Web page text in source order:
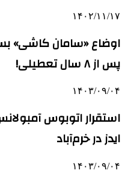
۱۴۰۲/۱۱/۱۷
اوضاع «سامان کاشی»
پس از ۸ سال تعطیلی!
۱۴۰۳/۰۹/۰۴
استقرار اتوبوس
ایدز در خرم‌آباد
۱۴۰۳/۰۹/۰۴